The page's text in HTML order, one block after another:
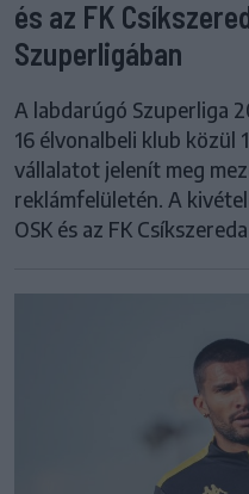
és az FK
Szuperligában
A labdarúgó Szuperliga
16 élvonalbeli klub közül
vállalatot jelenít meg
reklámfelületén. A
OSK és az FK